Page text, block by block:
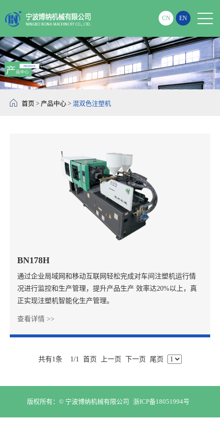

CN EN
 首页 > 产品中心 > 混双色注塑机
BN178H
通过企业局域网和移动互联网轻松完成对车间注塑机运行情
况进行监控和生产管理，提升产品生产 效率达20%以上，真
正实现注塑机智能化生产管理。
查看详情 >>
共有1条 1/1 首页 上一页 下一页 尾页
版权所有：© 宁波博纳机械有限公司 浙ICP备18051994号